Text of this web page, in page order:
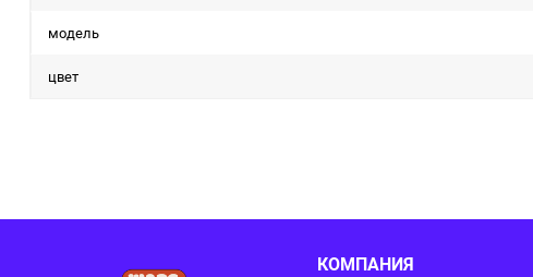
мoдель
цвет
КОМПАНИЯ